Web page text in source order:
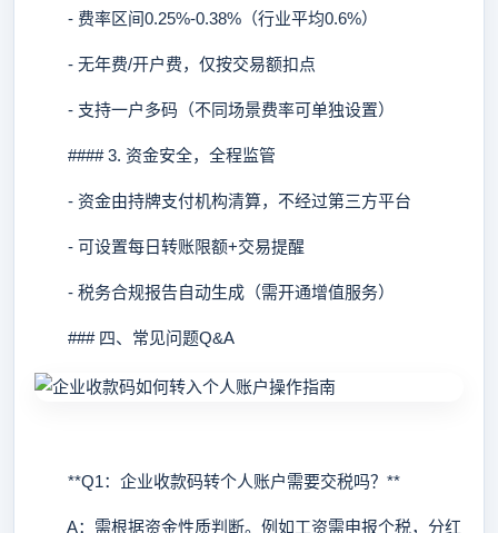
- 费率区间0.25%-0.38%（行业平均0.6%）
- 无年费/开户费，仅按交易额扣点
- 支持一户多码（不同场景费率可单独设置）
#### 3. 资金安全，全程监管
- 资金由持牌支付机构清算，不经过第三方平台
- 可设置每日转账限额+交易提醒
- 税务合规报告自动生成（需开通增值服务）
### 四、常见问题Q&A
**Q1：企业收款码转个人账户需要交税吗？**
A：需根据资金性质判断。例如工资需申报个税，分红